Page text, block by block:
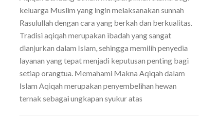
keluarga Muslim yang ingin melaksanakan sunnah
Rasulullah dengan cara yang berkah dan berkualitas.
Tradisi aqiqah merupakan ibadah yang sangat
dianjurkan dalam Islam, sehingga memilih penyedia
layanan yang tepat menjadi keputusan penting bagi
setiap orangtua. Memahami Makna Aqiqah dalam
Islam Aqiqah merupakan penyembelihan hewan
ternak sebagai ungkapan syukur atas